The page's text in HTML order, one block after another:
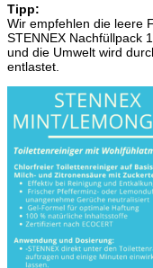
Tipp:
Wir empfehlen die leere
STENNEX Nachfüllpack
und die Umwelt wird
entlastet.